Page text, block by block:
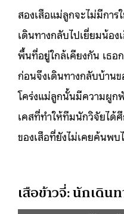
สองเสือแม่ลูกจะไม่มีกา
เดินทางกลับไปเยี่ยมน้อง
พื้นที่อยู่ใกล้เคียงกัน เธอ
ก่อนจึงเดินทางกลับบ้านข
โคร่งแม่ลูกนั้นมีความผูก
เคสที่ทำให้ทีมนักวิจัยได้
ของเสือที่ยังไม่เคยค้นพบ
เสือข้าวจี่: นักเดิ